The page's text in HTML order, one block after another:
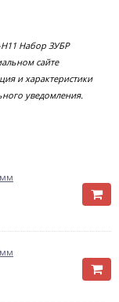
Набор ЗУБР
сайте
и характеристики
уведомления.